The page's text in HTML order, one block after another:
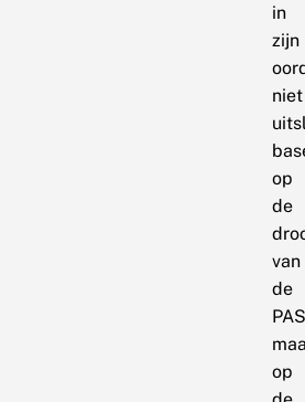
in
zijn
niet
op
de
van
de
op